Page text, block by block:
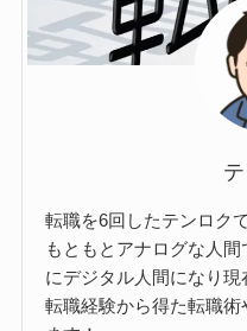
転職を6回したテンロク
もともとアナログな人
にデジタル人間になり現
転職経験から得た転職